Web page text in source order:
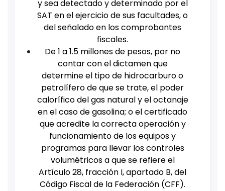
y sea detectado y determinado por el
SAT en el ejercicio de sus facultades, o
del señalado en los comprobantes
fiscales.
De 1 a 1.5 millones de pesos, por no
contar con el dictamen que
determine el tipo de hidrocarburo o
petrolífero de que se trate, el poder
calorífico del gas natural y el octanaje
en el caso de gasolina; o el certificado
que acredite la correcta operación y
funcionamiento de los equipos y
programas para llevar los controles
volumétricos a que se refiere el
Artículo 28, fracción I, apartado B, del
Código Fiscal de la Federación (CFF).